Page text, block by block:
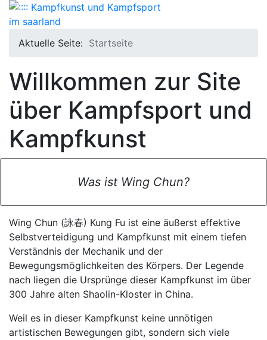
Aktuelle Seite: Startseite
Willkommen zur Site
über Kampfsport und
Kampfkunst
Was ist Wing Chun?
Wing Chun (詠春) Kung Fu ist eine äußerst effektive
Selbstverteidigung und Kampfkunst mit einem tiefen
Verständnis der Mechanik und der
Bewegungsmöglichkeiten des Körpers. Der Legende
nach liegen die Ursprünge dieser Kampfkunst im über
300 Jahre alten Shaolin-Kloster in China.
Weil es in dieser Kampfkunst keine unnötigen
artistischen Bewegungen gibt, sondern sich viele